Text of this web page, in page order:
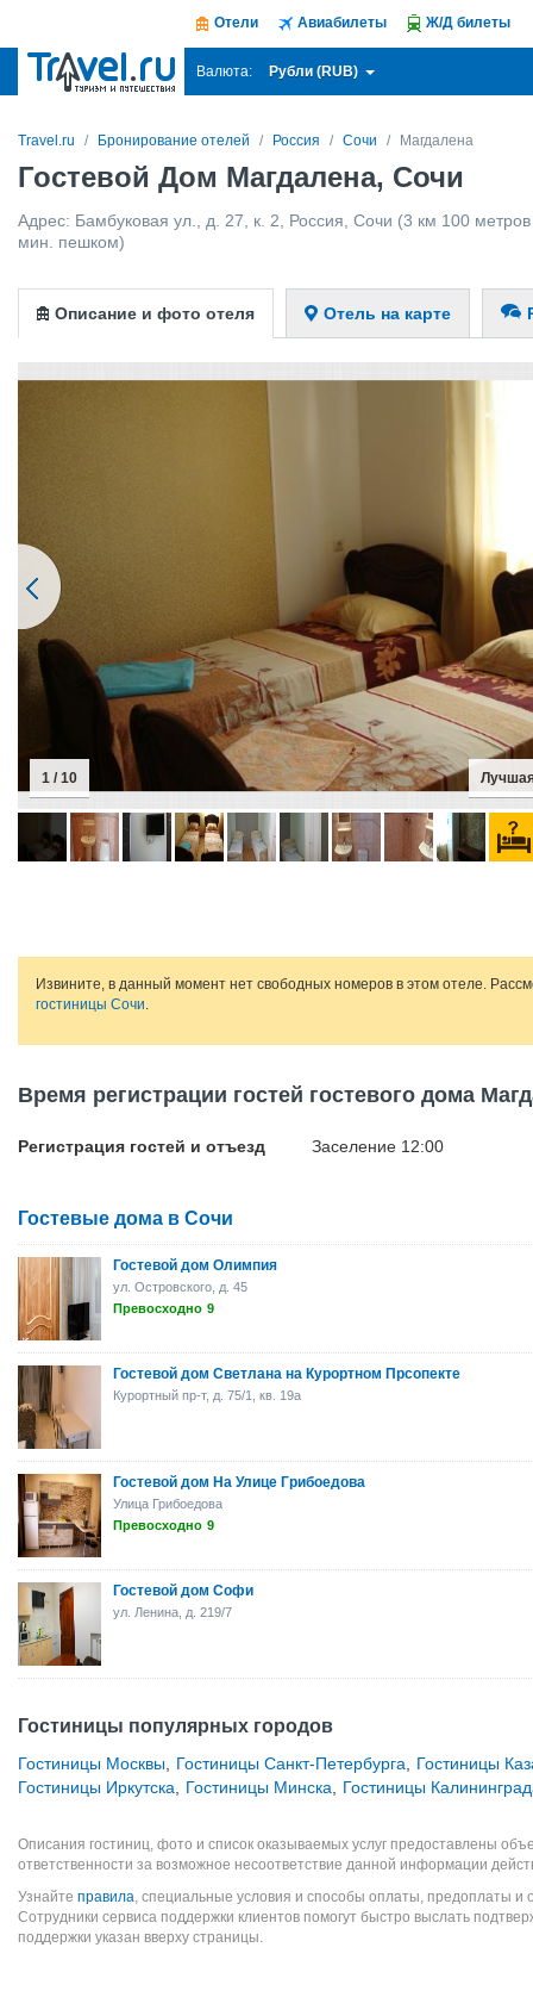
Отели Авиабилеты Ж/Д билеты
Валюта: Рубли (RUB)
Travel.ru Бронирование отелей Россия Сочи Магдалена
Гостевой Дом Магдалена, Сочи
Адрес: Бамбуковая ул., д. 27, к. 2 Россия Сочи (3 км 100
мин. пешком)
Описание и фото отеля Отель на карте
1 / 10
Извините, в данный момент нет свободных номеров в этом отеле.
гостиницы Сочи.
Время регистрации гостей гостевого дома
Регистрация гостей и отъезд Заселение 12:00
Гостевые дома в Сочи
Гостевой дом Олимпия
ул. Островского, д. 45
Превосходно 9
Гостевой дом Светлана на Курортном Прсопекте
Курортный пр-т, д. 75/1, кв. 19а
Гостевой дом На Улице Грибоедова
Улица Грибоедова
Превосходно 9
Гостевой дом Софи
ул. Ленина, д. 219/7
Гостиницы популярных городов
Гостиницы Москвы Гостиницы Санкт-Петербурга
Гостиницы
Гостиницы Иркутска
Гостиницы Минска Гостиницы
Описания гостиниц, фото и список оказываемых услуг предоставлены
ответственности за возможное несоответствие данной информации
Узнайте правила, специальные условия и способы оплаты, предоплаты и
Сотрудники сервиса поддержки клиентов помогут быстро выслать
поддержки указан вверху страницы.